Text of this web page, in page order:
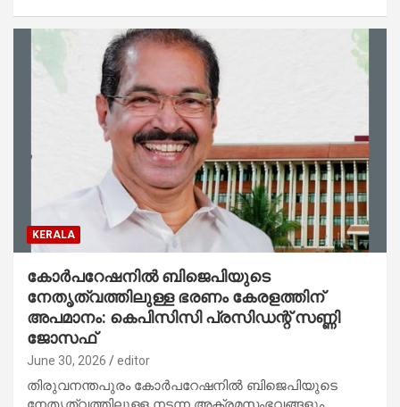
KERALA
കോര്‍പറേഷനിൽ ബിജെപിയുടെ
നേതൃത്വത്തിലുള്ള ഭരണം കേരളത്തിന്
അപമാനം: കെപിസിസി പ്രസിഡന്റ് സണ്ണി
ജോസഫ്
June 30, 2026 editor
തിരുവനന്തപുരം കോര്‍പറേഷനില്‍ ബിജെപിയുടെ